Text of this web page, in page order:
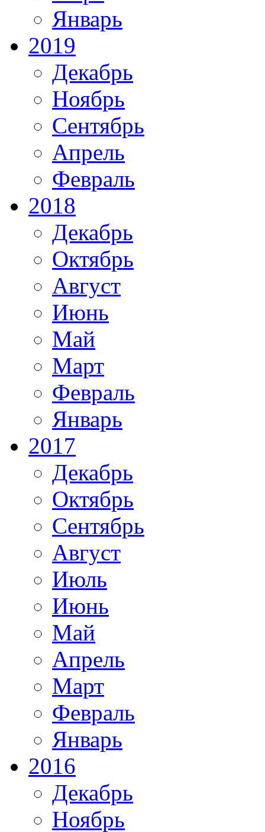
Январь
2019
Декабрь
Ноябрь
Сентябрь
Апрель
Февраль
2018
Декабрь
Октябрь
Август
Июнь
Май
Март
Февраль
Январь
2017
Декабрь
Октябрь
Сентябрь
Август
Июль
Июнь
Май
Апрель
Март
Февраль
Январь
2016
Декабрь
Ноябрь